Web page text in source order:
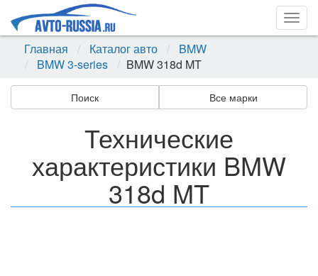
Главная
Каталог авто
BMW
BMW 3-series
BMW 318d MT
Поиск Все марки
Технические
характеристики BMW
318d MT